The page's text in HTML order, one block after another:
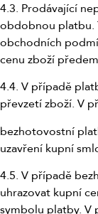
4.3. Prodávající
obdobnou platbu.
obchodních
cenu zboží
4.4. V případě
převzetí zboží. V
bezhotovostní
uzavření kupní
4.5. V případě
uhrazovat kupní
symbolu platby. V